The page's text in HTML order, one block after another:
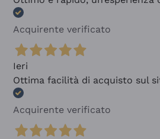
Acquirente verificato
Ieri
Ottima facilità di acquisto sul
Acquirente verificato